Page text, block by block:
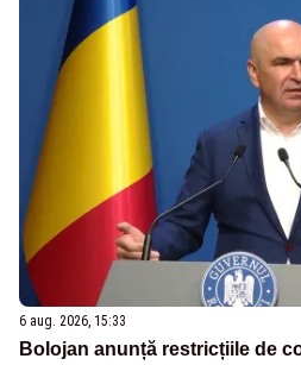
6 aug. 2026, 15:33
Bolojan anunță restricțiile de